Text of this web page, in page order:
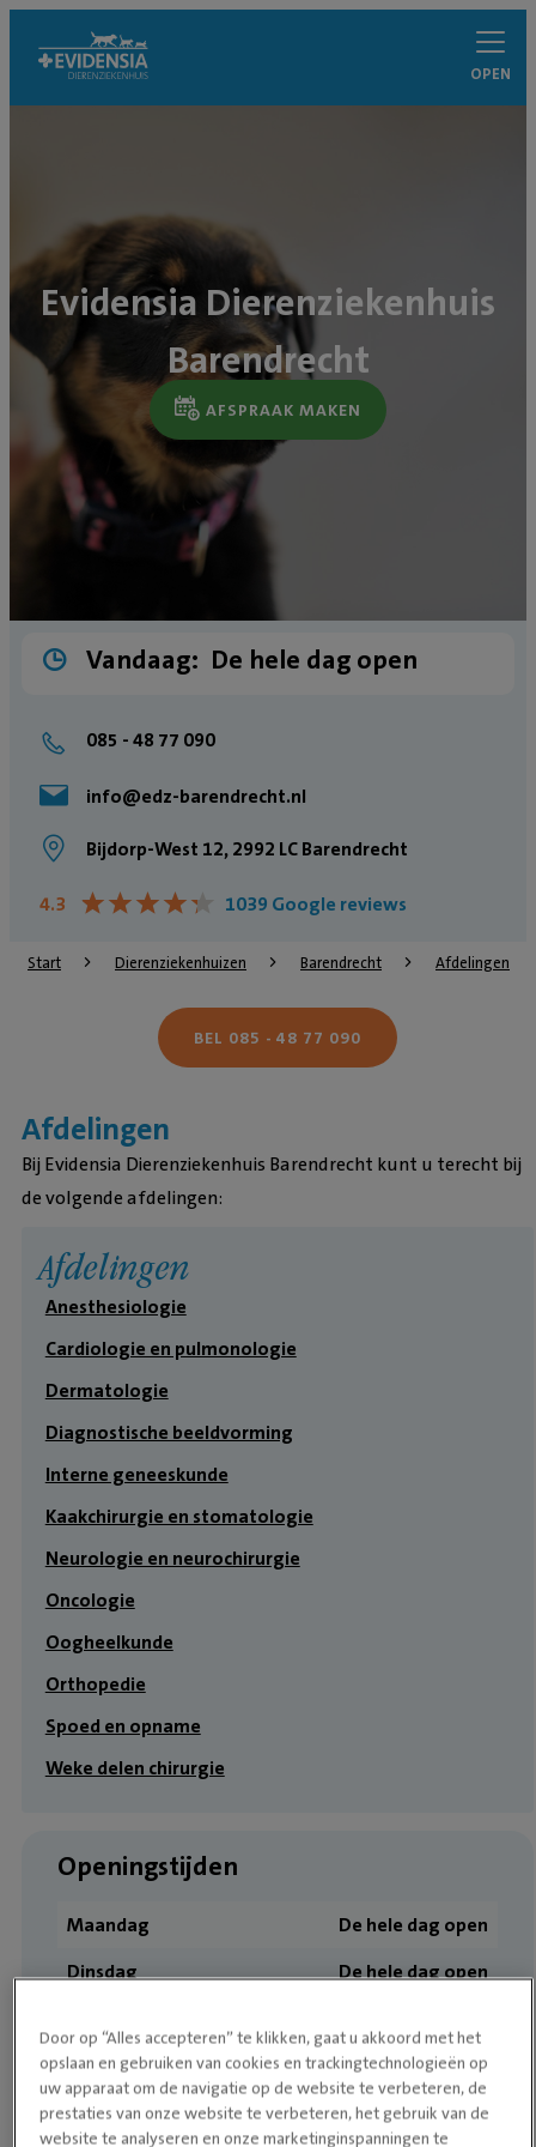
OPEN
Evidensia Dierenziekenhuis
Barendrecht
AFSPRAAK MAKEN
Vandaag: De hele dag open
085 - 48 77 090
info@edz-barendrecht.nl
Bijdorp-West 12, 2992 LC Barendrecht
4.3 ★★★★★
★★★★★ 1039 Google reviews
Start Dierenziekenhuizen Barendrecht Afdelingen
Afdelingen
Bij Evidensia Dierenziekenhuis Barendrecht kunt u terecht bij
de volgende afdelingen:
Afdelingen
Anesthesiologie
Cardiologie en pulmonologie
Dermatologie
Diagnostische beeldvorming
Interne geneeskunde
Kaakchirurgie en stomatologie
Neurologie en neurochirurgie
Oncologie
Oogheelkunde
Orthopedie
Spoed en opname
Weke delen chirurgie
BEL 085 - 48 77 090
Openingstijden
Maandag
De hele dag open
Dinsdag
De hele dag open
Donderdag
De hele dag open
Vrijdag
De hele dag open
Door op “Alles accepteren” te klikken, gaat u akkoord met het
opslaan en gebruiken van cookies en trackingtechnologieën op
uw apparaat om de navigatie op de website te verbeteren, de
prestaties van onze website te verbeteren, het gebruik van de
website te analyseren en onze marketinginspanningen te